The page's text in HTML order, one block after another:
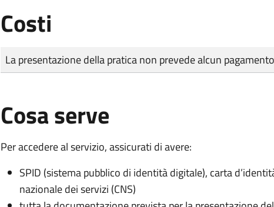
Costi
Tipo di pagamento
Importo
La presentazione della pratica non prevede alcun pagamento
Cosa serve
Per accedere al servizio, assicurati di avere:
SPID (sistema pubblico di identità digitale), carta
nazionale dei servizi (CNS)